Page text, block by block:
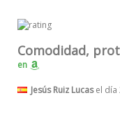
Comodidad,
en
Jesús Ruiz Lucasel día